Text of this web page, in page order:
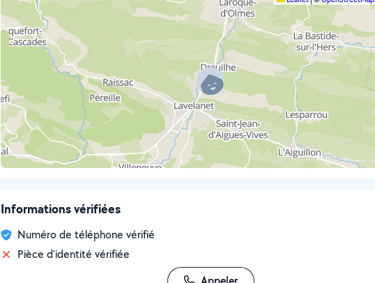
Informations vérifiées
Numéro de téléphone vérifié
Pièce d'identité vérifiée